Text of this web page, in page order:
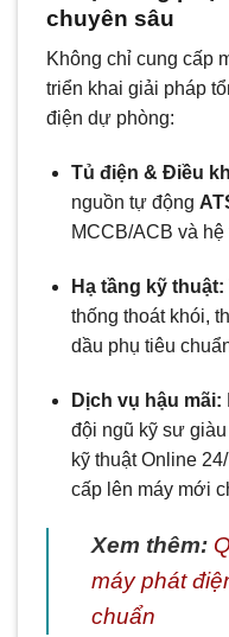
chuyên sâu
Không chỉ cung cấp
triển khai giải pháp
điện dự phòng:
Tủ điện & Điều
nguồn tự động
MCCB/ACB và
Hạ tầng kỹ thuật:
thống thoát khói,
dầu phụ tiêu
Dịch vụ hậu mãi:
đội ngũ kỹ sư
kỹ thuật Online
cấp lên máy mới
Xem thêm:
máy phát
chuẩn